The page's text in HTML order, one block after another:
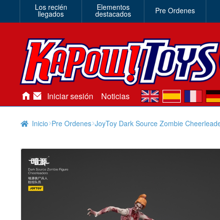
Los recién
llegados
Elementos
destacados Pre Ordenes
Iniciar sesión Noticias en es de
Inicio Pre Ordenes JoyToy Dark Source Zombie